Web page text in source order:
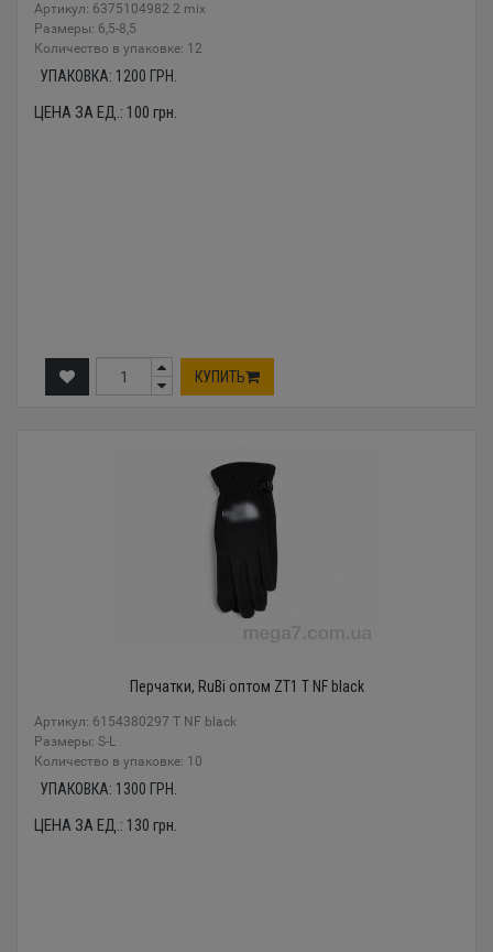
Артикул: 6375104982 2 mix
Размеры: 6,5-8,5
Количество в упаковке: 12
УПАКОВКА: 1200 ГРН.
ЦЕНА ЗА ЕД.: 100 грн.
КУПИТЬ
Перчатки, RuBi оптом ZT1 T NF black
Артикул: 6154380297 T NF black
Размеры: S-L
Количество в упаковке: 10
УПАКОВКА: 1300 ГРН.
ЦЕНА ЗА ЕД.: 130 грн.